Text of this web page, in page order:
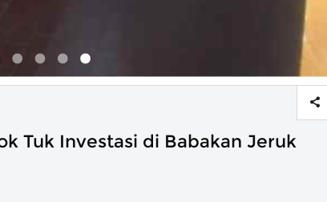
Tuk Investasi di Babakan Jeruk